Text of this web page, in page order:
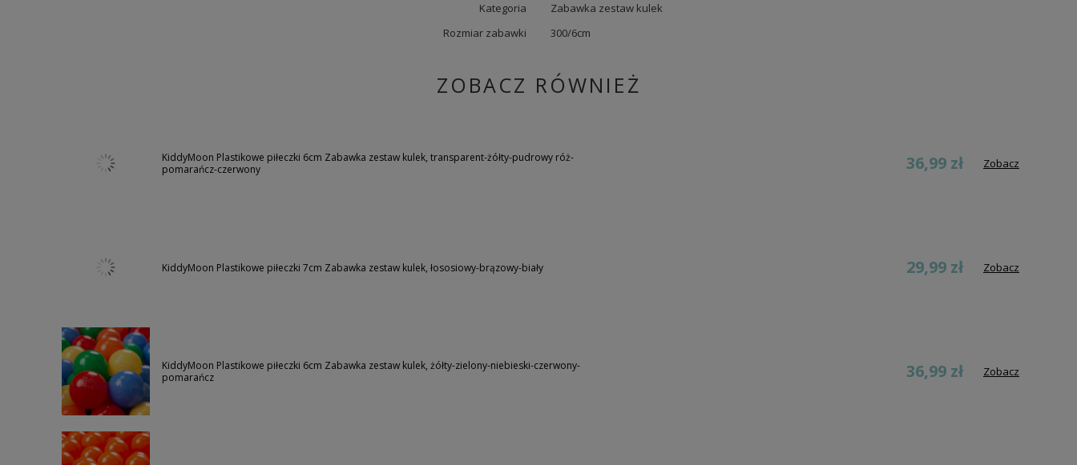
Kategoria
Zabawka zestaw kulek
Rozmiar zabawki
300/6cm
ZOBACZ RÓWNIEŻ
KiddyMoon Plastikowe piłeczki 6cm Zabawka zestaw kulek, transparent-żółty-pudrowy róż-
pomarańcz-czerwony
36,99 zł Zobacz
KiddyMoon Plastikowe piłeczki 7cm Zabawka zestaw kulek, łososiowy-brązowy-biały 29,99 zł Zobacz
KiddyMoon Plastikowe piłeczki 6cm Zabawka zestaw kulek, żółty-zielony-niebieski-czerwony-
pomarańcz
36,99 zł Zobacz